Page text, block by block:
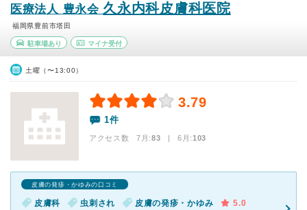
医療法人 豊永会 久永内科皮膚科医院
福岡県豊前市塔田
駐車場あり マイナ受付
土曜（〜13:00）
3.79
1件
アクセス数 7月:83 | 6月:103
皮膚の発疹・かゆみの口コミ
皮膚科 虫刺され 皮膚の発疹・かゆみ
5.0